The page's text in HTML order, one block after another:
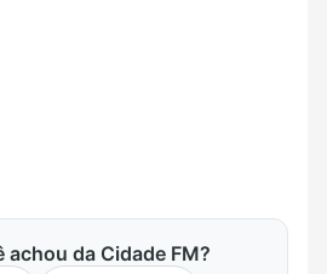
achou da Cidade FM?